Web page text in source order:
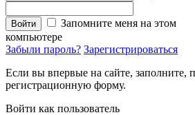
Войти
Запомните меня на этом
компьютере
Забыли пароль? Зарегистрироваться
Если вы впервые на сайте, заполните,
регистрационную форму.
Войти как пользователь